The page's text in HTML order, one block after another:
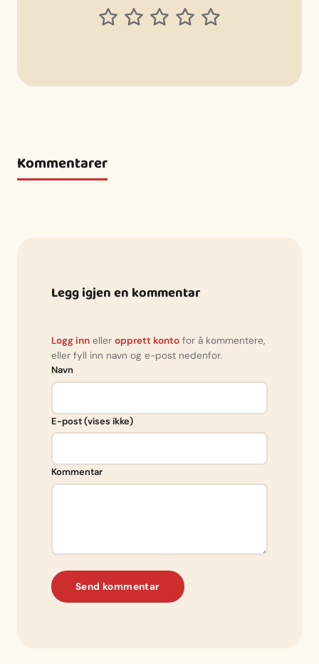
Kommentarer
Legg igjen en kommentar
Logg inn eller opprett konto for å kommentere,
eller fyll inn navn og e-post nedenfor.
Kommentar
Navn
E-post (vises ikke)
Send kommentar